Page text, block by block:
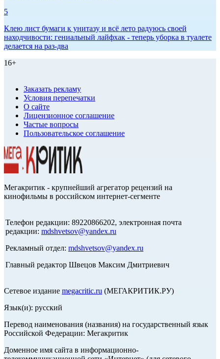
5
Клею лист бумаги к унитазу и всё лето радуюсь своей
находчивости: гениальный лайфхак - теперь уборка в туалете
делается на раз-два
16+
Заказать рекламу
Условия перепечатки
О сайте
Лицензионное соглашение
Частые вопросы
Пользовательское соглашение
Мегакритик - крупнейший агрегатор рецензий на
кинофильмы в российском интернет-сегменте
Телефон редакции: 89220866202, электронная почта
редакции: mdshvetsov@yandex.ru
Рекламный отдел: mdshvetsov@yandex.ru
Главный редактор Швецов Максим Дмитриевич
Сетевое издание megacritic.ru (МЕГАКРИТИК.РУ)
Язык(и): русский
Перевод наименования (названия) на государственный язык
Российской Федерации: Мегакритик
Доменное имя сайта в информационно-